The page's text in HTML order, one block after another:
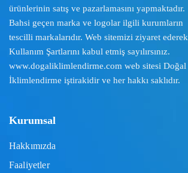
ürünlerinin satış ve pazarlamasını yapmaktadır.
Bahsi geçen marka ve logolar ilgili kurumların
tescilli markalarıdır. Web sitemizi ziyaret ederek
Kullanım Şartlarını kabul etmiş sayılırsınız.
www.dogaliklimlendirme.com web sitesi Doğal
İklimlendirme iştirakidir ve her hakkı saklıdır.
Kurumsal
Hakkımızda
Faaliyetler